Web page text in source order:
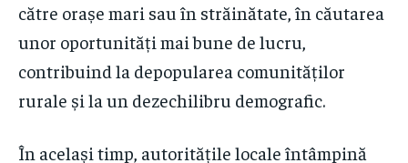
către orașe mari sau în străinătate, în căutarea
unor oportunități mai bune de lucru,
contribuind la depopularea comunităților
rurale și la un dezechilibru demografic.
În același timp, autoritățile locale întâmpină